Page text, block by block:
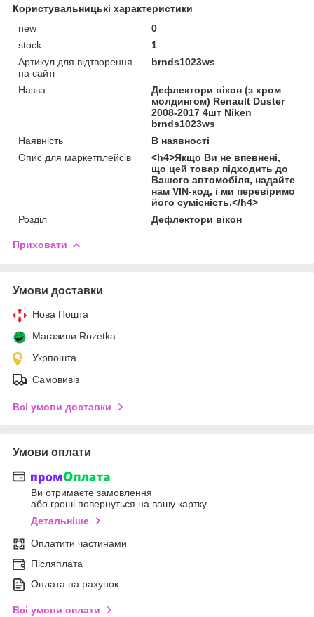
Користувальницькі характеристики
new
0
stock
1
Артикул для відтворення
на сайті
brnds1023ws
Назва
Дефлектори вікон (з хром
молдингом) Renault Duster
2008-2017 4шт Niken
brnds1023ws
Наявність
В наявності
Опис для маркетплейсів
<h4>Якщо Ви не впевнені,
що цей товар підходить до
Вашого автомобіля, надайте
нам VIN-код, і ми перевіримо
його сумісність.</h4>
Розділ
Дефлектори вікон
Приховати
Умови доставки
Нова Пошта
Магазини Rozetka
Укрпошта
Самовивіз
Всі умови доставки
Умови оплати
Ви отримаєте замовлення
або гроші повернуться на вашу картку
Детальніше
Оплатити частинами
Післяплата
Оплата на рахунок
Всі умови оплати